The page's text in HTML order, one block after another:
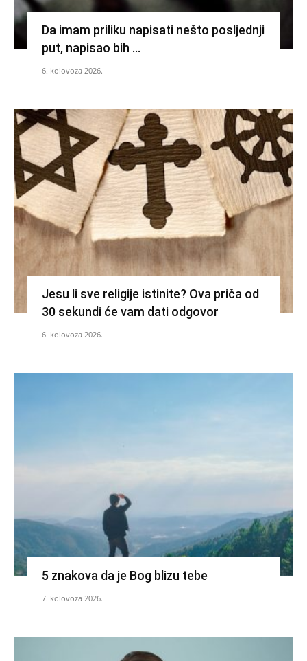
Da imam priliku napisati nešto posljednji
put, napisao bih …
6. kolovoza 2026.
Jesu li sve religije istinite? Ova priča od
30 sekundi će vam dati odgovor
6. kolovoza 2026.
5 znakova da je Bog blizu tebe
7. kolovoza 2026.